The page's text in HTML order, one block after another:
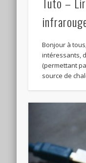
Bonjour à
intéressants,
(permettant
source de